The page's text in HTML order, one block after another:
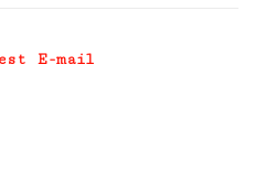
E-mail